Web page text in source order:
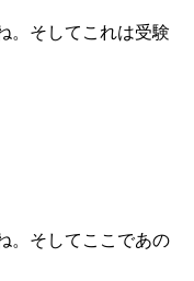
。そしてこれは受験
。そしてここであの